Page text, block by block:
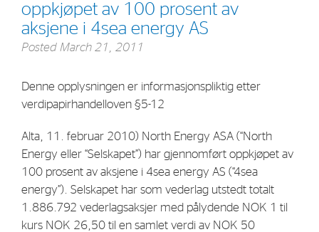
oppkjøpet av 100 prosent av
aksjene i 4sea energy AS
Posted March 21, 2011
Denne opplysningen er informasjonspliktig etter
verdipapirhandelloven §5-12
Alta, 11. februar 2010) North Energy ASA (“North
Energy eller “Selskapet”) har gjennomført oppkjøpet av
100 prosent av aksjene i 4sea energy AS (“4sea
energy”). Selskapet har som vederlag utstedt totalt
1.886.792 vederlagsaksjer med pålydende NOK 1 til
kurs NOK 26,50 til en samlet verdi av NOK 50
About North Energy
Board & Management
Investments
Industrial Holdings
Financial Investments
Strategy